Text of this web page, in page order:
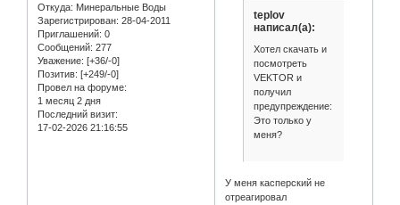
Откуда: Минеральные Воды
Зарегистрирован: 28-04-2011
Приглашений: 0
Сообщений: 277
Уважение: [+36/-0]
Позитив: [+249/-0]
Провел на форуме:
1 месяц 2 дня
Последний визит:
17-02-2026 21:16:55
teplov
написал(а):
Хотел скачать и
посмотреть
VEKTOR и
получил
предупреждение:
Это только у
меня?
У меня касперский не
отреагировал